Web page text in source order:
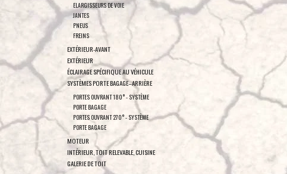
ELARGISSEURS DE VOIE
JANTES
PNEUS
FREINS
EXTÉRIEUR-AVANT
EXTÉRIEUR
ÉCLAIRAGE SPÉCIFIQUE AU VÉHICULE
SYSTÈMES PORTE BAGAGE–ARRIÈRE
PORTES OUVRANT 180° - SYSTÈME
PORTE BAGAGE
PORTES OUVRANT 270° - SYSTÈME
PORTE BAGAGE
MOTEUR
INTÉRIEUR, TOIT RELEVABLE, CUISINE
GALERIE DE TOIT